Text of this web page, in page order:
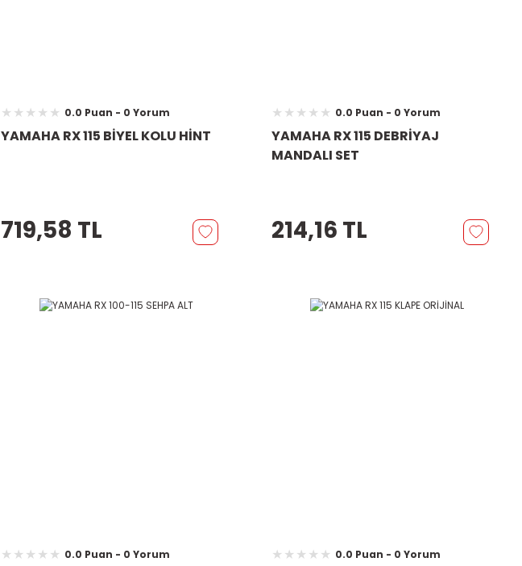
0.0 Puan - 0 Yorum
YAMAHA RX 115 BİYEL KOLU HİNT
719,58 TL
0.0 Puan - 0 Yorum
YAMAHA RX 115 DEBRİYAJ
MANDALI SET
214,16 TL
0.0 Puan - 0 Yorum 0.0 Puan - 0 Yorum